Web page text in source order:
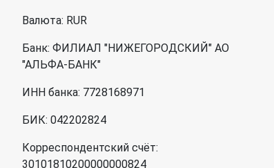
Валюта: RUR
Банк: ФИЛИАЛ "НИЖЕГОРОДСКИЙ" АО
"АЛЬФА-БАНК"
ИНН банка: 7728168971
БИК: 042202824
Корреспондентский счёт:
30101810200000000824